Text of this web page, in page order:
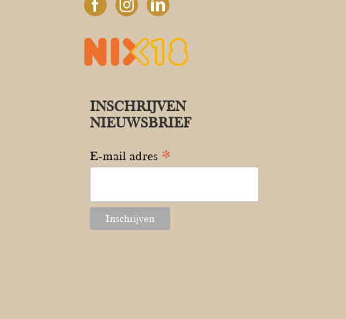
INSCHRIJVEN
NIEUWSBRIEF
E-mail adres *